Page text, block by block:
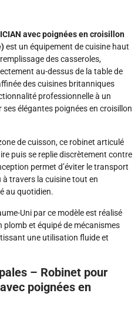
avec poignées en croisillon
est un équipement de cuisine haut
des casseroles,
au-dessus de la table de
des cuisines britanniques
professionnelle à un
élégantes poignées en croisillon
de cuisson, ce robinet articulé
puis se replie discrètement contre
permet d’éviter le transport
à travers la cuisine tout en
au quotidien.
Uni par ce modèle est réalisé
et équipé de mécanismes
une utilisation fluide et
– Robinet pour
poignées en